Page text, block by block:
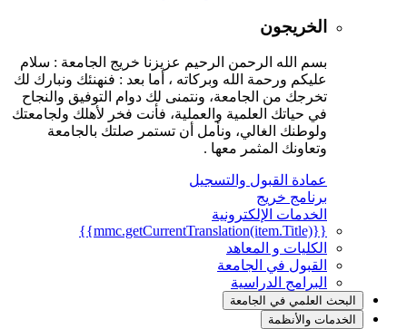
الخريجون
بسم الله الرحمن الرحيم عزيزنا خريج الجامعة : سلام
عليكم ورحمة الله وبركاته ، أما بعد : فنهنئك ونبارك لك
تخرجك من الجامعة، ونتمنى لك دوام التوفيق والنجاح
في حياتك العلمية والعملية، فأنت فخر لأهلك ولجامعتك
ولوطنك الغالي، ونأمل أن تستمر صلتك بالجامعة
وتعاونك المثمر معها .
عمادة القبول والتسجيل
برنامج خريج
الخدمات الإلكترونية
{{mmc.getCurrentTranslation(item.Title)}}
الكليات و المعاهد
القبول في الجامعة
البرامج الدراسية
البحث العلمي في الجامعة
الخدمات والأنظمة